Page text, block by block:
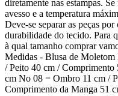
diretamente nas estampas.
avesso e a temperatura
Deve-se separar as peças
durabilidade do tecido. Para
à qual tamanho comprar
Medidas - Blusa de
/ Peito 40 cm /
cm No 08 = Ombro 11 cm /
Comprimento da Manga 51